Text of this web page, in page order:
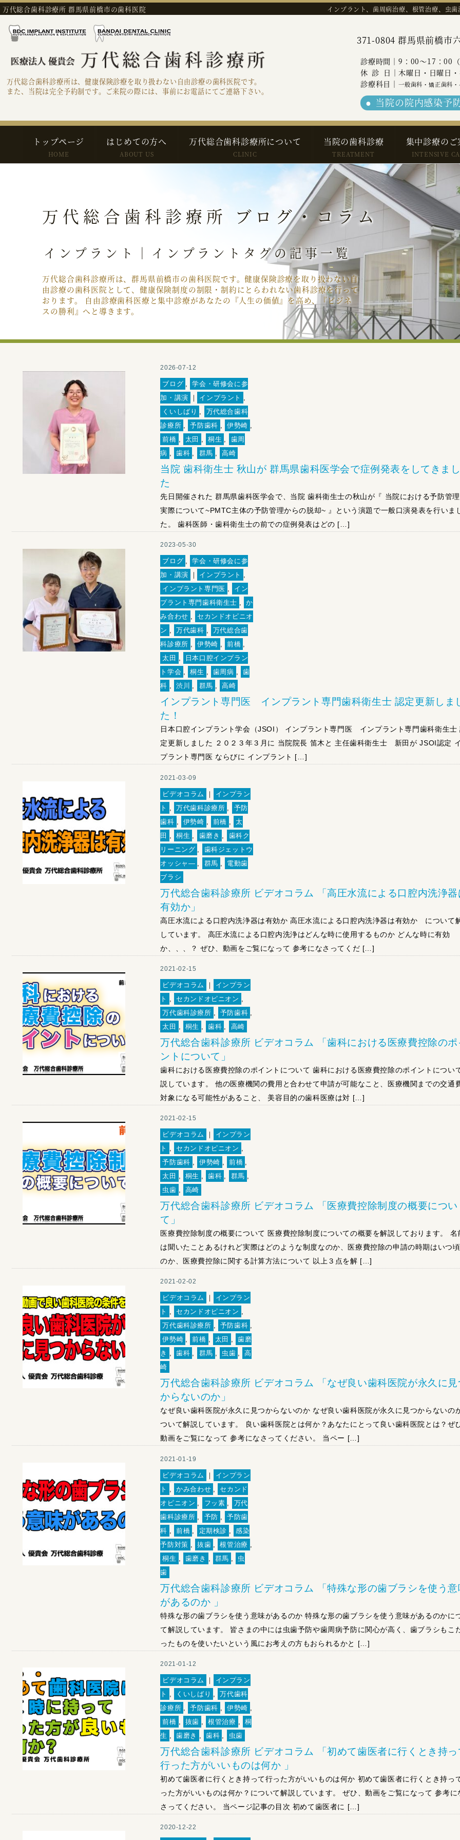
万代総合歯科診療所 群馬県前橋市の歯科医院 インプラント、歯周病治療、根管治療、虫
万代総合歯科診療所は、健康保険診療を取り扱わない自由診療の歯科医院です。
また、当院は完全予約制です。ご来院の際には、事前にお電話にてご連絡下さい。
371-0804 群馬県前橋
診療時間｜9：00～17：00
休診 日｜木曜日・日曜日
診療科目｜ 一般歯科・矯正歯科
当院の院内感染予
トップページ
HOME
はじめての方へ
ABOUT US
万代総合歯科診療所について
CLINIC
当院の歯科診療
TREATMENT
集中診療のご
INTENSIVE
万代総合歯科診療所 ブログ・コラム
インプラント｜インプラントタグの記事一覧
万代総合歯科診療所は、群馬県前橋市の歯科医院です。健康保険診療を取り扱わない自
由診療の歯科医院として、健康保険制度の制限・制約にとらわれない歯科診療を行って
おります。 自由診療歯科医療と集中診療があなたの『人生の価値』を高め、『ビジネ
スの勝利』へと導きます。
2026-07-12
ブログ ,
学会・研修会に参
加・講演
｜ インプラント ,
くいしばり ,
万代総合歯科
診療所 , 予防歯科 , 伊勢崎 ,
前橋 , 太田 , 桐生 ,
歯周
病 , 歯科 , 群馬 , 高崎
当院 歯科衛生士 秋山が 群馬県歯科医学会で症例発表をしてきま
た
先日開催された 群馬県歯科医学会で、当院 歯科衛生士の秋山が『 当院における予防管
実際について~PMTC主体の予防管理からの脱却~ 』という演題で一般口演発表を行いま
た。 歯科医師・歯科衛生士の前での症例発表はどの […]
2023-05-30
ブログ ,
学会・研修会に参
加・講演
｜ インプラント ,
インプラント専門医 ,
イン
プラント専門歯科衛生士 ,
か
み合わせ ,
セカンドオピニオ
ン , 万代歯科 ,
万代総合歯
科診療所 , 伊勢崎 , 前橋 ,
太田 ,
日本口腔インプラン
ト学会 , 桐生 , 歯周病 ,
歯
科 , 渋川 , 群馬 , 高崎
インプラント専門医 インプラント専門歯科衛生士 認定更新しま
た！
日本口腔インプラント学会（JSOI） インプラント専門医 インプラント専門歯科衛生士
定更新しました ２０２３年３月に 当院院長 笛木と 主任歯科衛生士 新田が JSOI認定
プラント専門医 ならびに インプラント […]
2021-03-09
ビデオコラム ｜
インプラン
ト
万代歯科診療所
予防
歯科
伊勢崎 前橋
太
田
桐生 歯磨き
歯科ク
リーニング
歯科ジェットウ
オッシャ―
群馬
電動歯
ブラシ
万代総合歯科診療所 ビデオコラム 「高圧水流による口腔内洗浄器
有効か」
高圧水流による口腔内洗浄器は有効か 高圧水流による口腔内洗浄器は有効か について
しています。 高圧水流による口腔内洗浄はどんな時に使用するものか どんな時に有効
か、、、？ ぜひ、動画をご覧になって 参考になさってくだ […]
2021-02-15
ビデオコラム ｜
インプラン
ト
セカンドオピニオン
万代歯科診療所
予防歯科
太田
桐生 歯科 高崎
万代総合歯科診療所 ビデオコラム 「歯科における医療費控除のポ
ントについて」
歯科における医療費控除のポイントについて 歯科における医療費控除のポイントについ
説しています。 他の医療機関の費用と合わせて申請が可能なこと、医療機関までの交通
対象になる可能性があること、 美容目的の歯科医療は対 […]
2021-02-15
ビデオコラム ｜
インプラン
ト , セカンドオピニオン ,
予防歯科 , 伊勢崎 , 前橋 ,
太田 , 桐生 , 歯科 , 群馬 ,
虫歯 , 高崎
万代総合歯科診療所 ビデオコラム 「医療費控除制度の概要につい
て」
医療費控除制度の概要について 医療費控除制度についての概要を解説しております。 名
は聞いたことあるけれど実際はどのような制度なのか、医療費控除の申請の時期はいつ
のか、医療費控除に関する計算方法について 以上３点を解 […]
2021-02-02
ビデオコラム ｜
インプラン
ト , セカンドオピニオン ,
万代歯科診療所 , 予防歯科 ,
伊勢崎 , 前橋 , 太田 ,
歯磨
き , 歯科 , 群馬 , 虫歯 ,
高
崎
万代総合歯科診療所 ビデオコラム 「なぜ良い歯科医院が永久に見
からないのか」
なぜ良い歯科医院が永久に見つからないのか なぜ良い歯科医院が永久に見つからないの
ついて解説しています。 良い歯科医院とは何か？あなたにとって良い歯科医院とは？ぜ
動画をご覧になって 参考になさってください。 当ペー […]
2021-01-19
ビデオコラム ｜
インプラン
ト
かみ合わせ
セカンド
オピニオン
フッ素
万代
歯科診療所
予防
予防歯
科
前橋 定期検診
感染
予防対策
抜歯 根管治療
桐生
歯磨き 群馬
虫
歯
万代総合歯科診療所 ビデオコラム 「特殊な形の歯ブラシを使う意
があるのか 」
特殊な形の歯ブラシを使う意味があるのか 特殊な形の歯ブラシを使う意味があるのかに
て解説しています。 皆さまの中には虫歯予防や歯周病予防に関心が高く、歯ブラシもこ
ったものを使いたいという風にお考えの方もおられるかと […]
2021-01-12
ビデオコラム ｜
インプラン
ト
くいしばり
万代歯科
診療所
予防歯科 伊勢崎
前橋
抜歯 根管治療
桐
生
歯磨き 歯科 虫歯
万代総合歯科診療所 ビデオコラム 「初めて歯医者に行くとき持っ
行った方がいいものは何か 」
初めて歯医者に行くとき持って行った方がいいものは何か 初めて歯医者に行くとき持っ
った方がいいものは何か？について解説しています。 ぜひ、動画をご覧になって 参考に
さってください。 当ページ記事の目次 初めて歯医者に […]
2020-12-22